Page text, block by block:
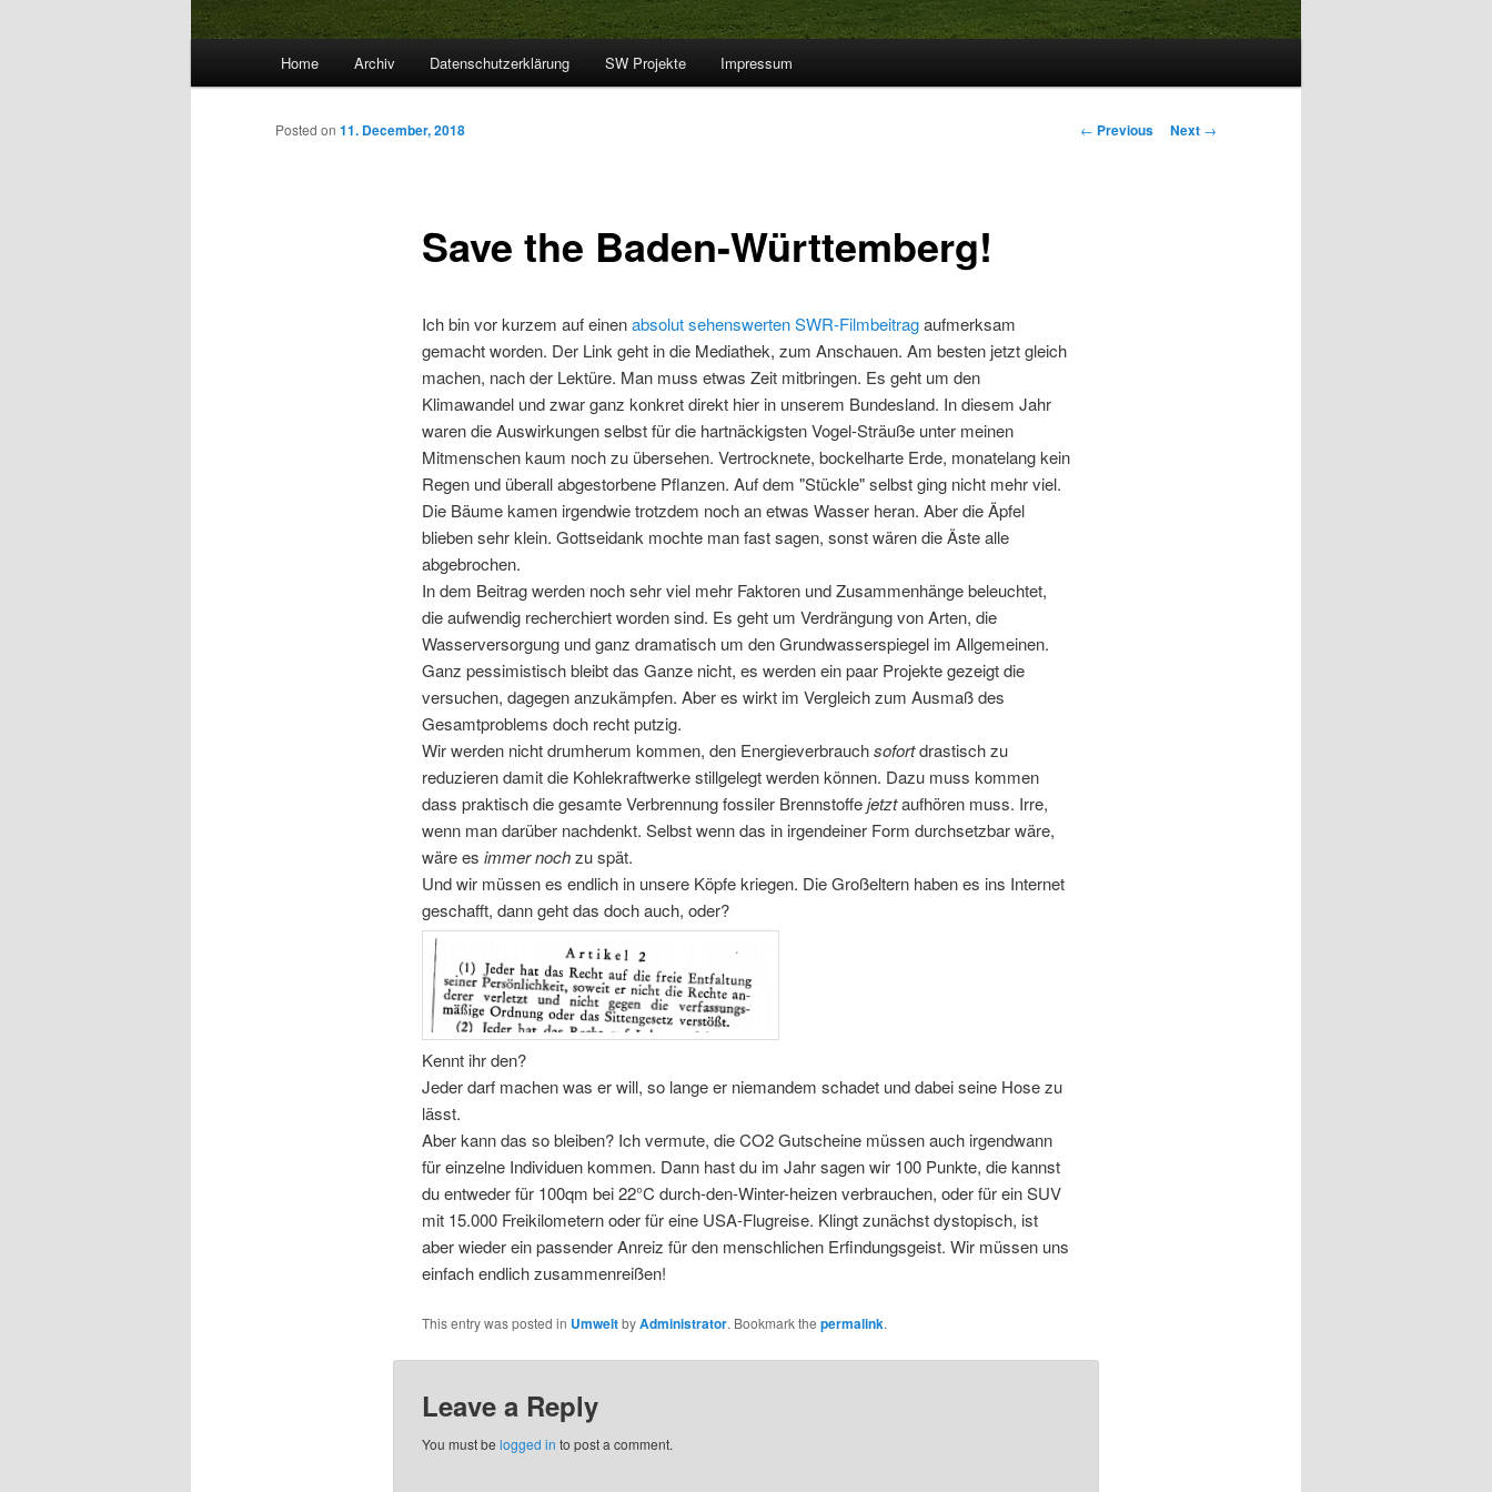
Home Archiv Datenschutzerklärung SW Projekte Impressum
Post
← Previous Next →
Save the Baden-Württemberg!
Posted on 11. December, 2018
Ich bin vor kurzem auf einenabsolut sehenswerten SWR-Filmbeitragaufmerksam
gemacht worden. Der Link geht in die Mediathek, zum Anschauen. Am besten jetzt gleich
machen, nach der Lektüre. Man muss etwas Zeit mitbringen. Es geht um den
Klimawandel und zwar ganz konkret direkt hier in unserem Bundesland. In diesem Jahr
waren die Auswirkungen selbst für die hartnäckigsten Vogel-Sträuße unter meinen
Mitmenschen kaum noch zu übersehen. Vertrocknete, bockelharte Erde, monatelang kein
Regen und überall abgestorbene Pflanzen. Auf dem "Stückle" selbst ging nicht mehr viel.
Die Bäume kamen irgendwie trotzdem noch an etwas Wasser heran. Aber die Äpfel
blieben sehr klein. Gottseidank mochte man fast sagen, sonst wären die Äste alle
abgebrochen.
In dem Beitrag werden noch sehr viel mehr Faktoren und Zusammenhänge beleuchtet,
die aufwendig recherchiert worden sind. Es geht um Verdrängung von Arten, die
Wasserversorgung und ganz dramatisch um den Grundwasserspiegel im Allgemeinen.
Ganz pessimistisch bleibt das Ganze nicht, es werden ein paar Projekte gezeigt die
versuchen, dagegen anzukämpfen. Aber es wirkt im Vergleich zum Ausmaß des
Gesamtproblems doch recht putzig.
Wir werden nicht drumherum kommen, den Energieverbrauchsofortdrastisch zu
reduzieren damit die Kohlekraftwerke stillgelegt werden können. Dazu muss kommen
dass praktisch die gesamte Verbrennung fossiler Brennstoffejetztaufhören muss. Irre,
wenn man darüber nachdenkt. Selbst wenn das in irgendeiner Form durchsetzbar wäre,
wäre es immer nochzu spät.
Und wir müssen es endlich in unsere Köpfe kriegen. Die Großeltern haben es ins Internet
geschafft, dann geht das doch auch, oder?
Kennt ihr den?
Jeder darf machen was er will, so lange er niemandem schadet und dabei seine Hose zu
lässt.
Aber kann das so bleiben? Ich vermute, die CO2 Gutscheine müssen auch irgendwann
für einzelne Individuen kommen. Dann hast du im Jahr sagen wir 100 Punkte, die kannst
du entweder für 100qm bei 22°C durch-den-Winter-heizen verbrauchen, oder für ein SUV
mit 15.000 Freikilometern oder für eine USA-Flugreise. Klingt zunächst dystopisch, ist
aber wieder ein passender Anreiz für den menschlichen Erfindungsgeist. Wir müssen uns
einfach endlich zusammenreißen!
This entry was posted in UmweltbyAdministrator. Bookmark the permalink.
Leave a Reply
You must be logged in to post a comment.